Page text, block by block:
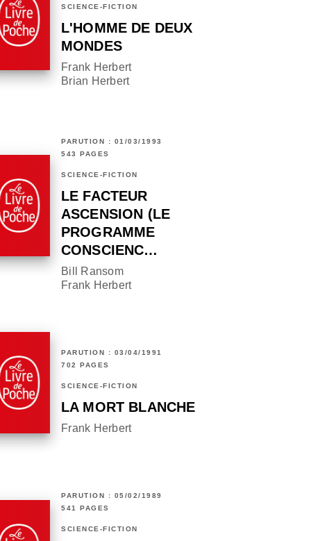
SCIENCE-FICTION
L'HOMME DE DEUX
MONDES
Frank Herbert
Brian Herbert
PARUTION : 01/03/1993
543 PAGES
SCIENCE-FICTION
LE FACTEUR
ASCENSION (LE
PROGRAMME
CONSCIENC…
Bill Ransom
Frank Herbert
PARUTION : 03/04/1991
702 PAGES
SCIENCE-FICTION
LA MORT BLANCHE
Frank Herbert
PARUTION : 05/02/1989
541 PAGES
SCIENCE-FICTION